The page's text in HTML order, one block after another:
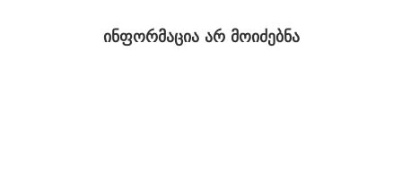
ინფორმაცია არ მოიძებნა